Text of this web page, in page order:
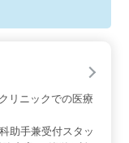
助手兼受付スタッ